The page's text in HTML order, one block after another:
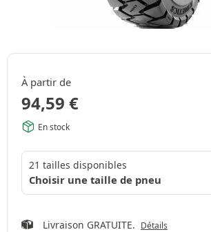
À partir de
94,59 €
En stock
21 tailles disponibles
Choisir une taille de pneu
Livraison GRATUITE. Détails